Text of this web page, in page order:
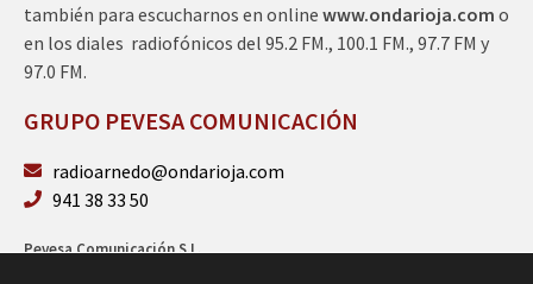
también para escucharnos en online www.ondarioja.com o
en los diales radiofónicos del 95.2 FM., 100.1 FM., 97.7 FM y
97.0 FM.
GRUPO PEVESA COMUNICACIÓN
radioarnedo@ondarioja.com
941 38 33 50
Pevesa Comunicación S.L.